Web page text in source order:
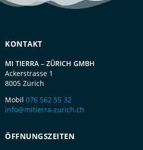
KONTAKT
MI TIERRA – ZÜRICH GMBH
Ackerstrasse 1
8005 Zürich
Mobil 076 562 55 32
info@mitierra-zurich.ch
ÖFFNUNGSZEITEN